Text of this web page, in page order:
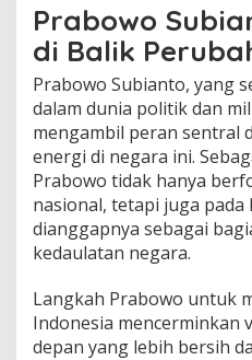
Prabowo
di Balik
Prabowo Subianto, yang
dalam dunia politik dan
mengambil peran sentral
energi di negara ini.
Prabowo tidak hanya
nasional, tetapi juga
dianggapnya sebagai
kedaulatan negara.
Langkah Prabowo untuk
Indonesia mencerminkan
depan yang lebih bersih